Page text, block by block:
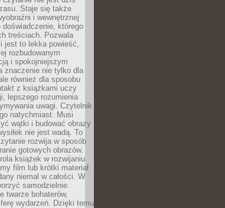
Staje się także
i wewnętrznej
którego
treściach. Pozwala
jest to lekka powieść,
rozbudowanym
i spokojniejszym
znaczenie nie tylko dla
również dla sposobu
z książkami uczy
lepszego rozumienia
uwagi. Czytelnik
natychmiast. Musi
wątki i budować obrazy
nie jest wadą. To
rozwija w sposób
gotowych obrazów.
książek w rozwijaniu
film lub krótki materiał
niemal w całości. W
samodzielnie.
twarze bohaterów,
wydarzeń. Dzięki temu